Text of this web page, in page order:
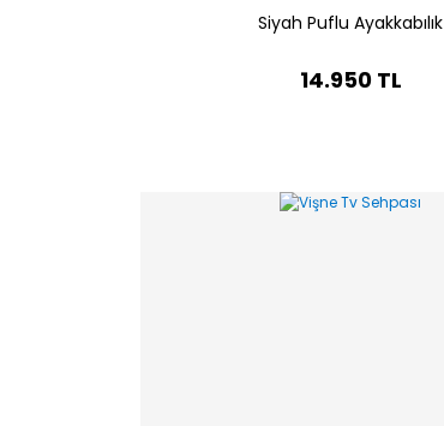
Siyah Puflu Ayakkabılık
14.950 TL